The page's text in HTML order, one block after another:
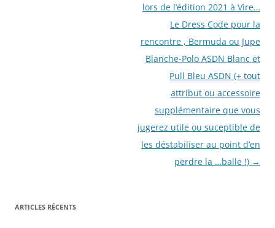
lors de l’édition 2021 à Vire…
Le Dress Code pour la
rencontre , Bermuda ou Jupe
Blanche-Polo ASDN Blanc et
Pull Bleu ASDN (+ tout
attribut ou accessoire
supplémentaire que vous
jugerez utile ou suceptible de
les déstabiliser au point d’en
perdre la …balle !) →
ARTICLES RÉCENTS